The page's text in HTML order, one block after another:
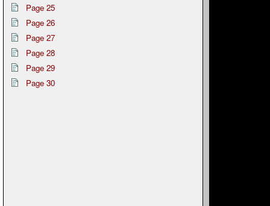
Page 25
Page 26
Page 27
Page 28
Page 29
Page 30